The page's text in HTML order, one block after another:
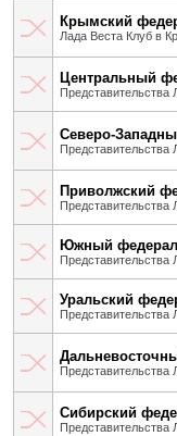
Крымский
Лада Веста Клуб в
Центральный
Представительства
Северо-
Представительства
Приволжский
Представительства
Южный
Представительства
Уральский
Представительства
Представительства
Сибирский
Представительства